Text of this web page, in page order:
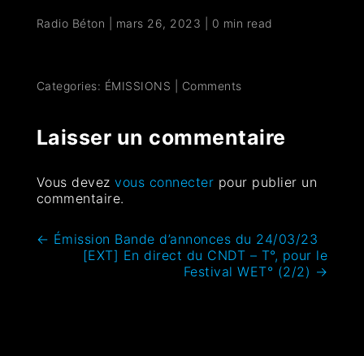
Radio Béton mars 26, 2023 0 min read
Categories: ÉMISSIONS Comments
Laisser un commentaire
Vous devezvous connecter pour publier un
commentaire.
← Émission Bande d’annonces du 24/03/23
[EXT] En direct du CNDT – T°, pour le
Festival WET° (2/2) →